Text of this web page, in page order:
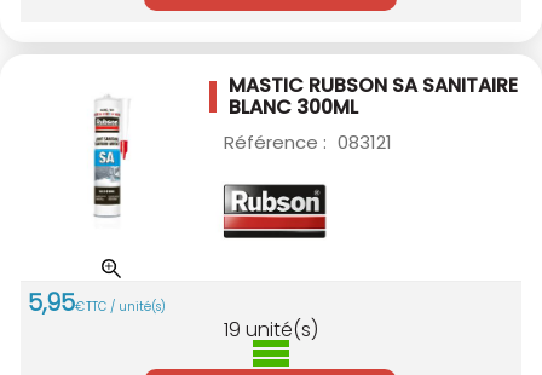
MASTIC RUBSON SA SANITAIRE
BLANC 300ML
Référence : 083121
5,95€TTC / unité(s)
19 unité(s)